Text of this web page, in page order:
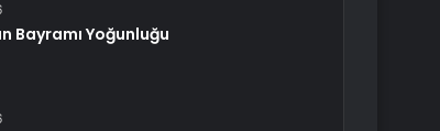
Bayramı Yoğunluğu